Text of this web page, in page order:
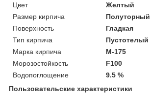
Цвет
Желтый
Размер кирпича
Полуторный
Поверхность
Гладкая
Тип кирпича
Пустотелый
Марка кирпича
М-175
Морозостойкость
F100
Водопоглощение
9.5 %
Пользовательские характеристики